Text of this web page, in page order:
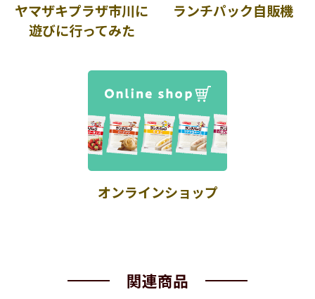
ヤマザキプラザ市川に
遊びに行ってみた
ランチパック自販機
オンラインショップ
関連商品